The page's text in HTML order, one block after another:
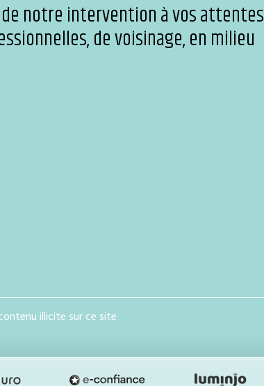
notre intervention à vos attentes
de voisinage, en milieu
illicite sur ce site